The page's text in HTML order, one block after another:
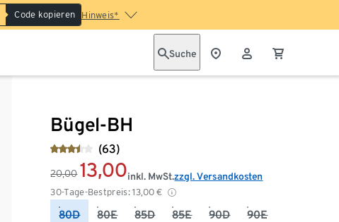
Code kopieren Hinweis*
Suche
Bügel-BH
(63)
20,00 13,00
30-Tage-Bestpreis: 13,00 €
inkl. MwSt.zzgl. Versandkosten
80D 80E 85D 85E 90D 90E